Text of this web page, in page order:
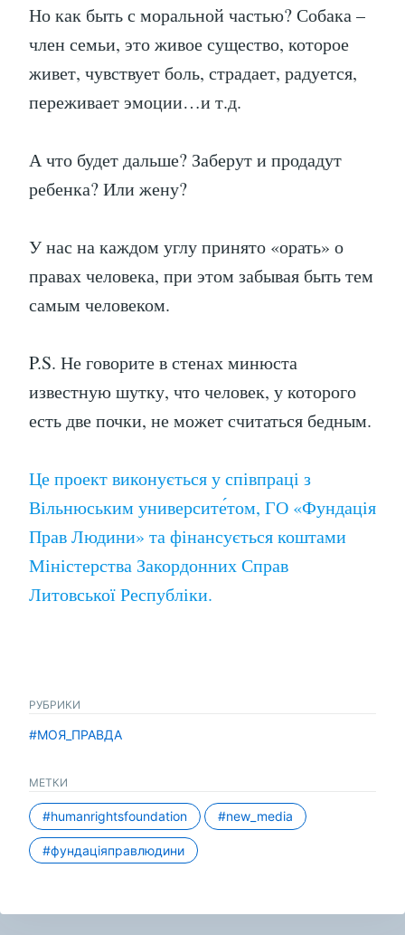
Но как быть с моральной частью? Собака –
член семьи, это живое существо, которое
живет, чувствует боль, страдает, радуется,
переживает эмоции…и т.д.
А что будет дальше? Заберут и продадут
ребенка? Или жену?
У нас на каждом углу принято «орать» о
правах человека, при этом забывая быть тем
самым человеком.
P.S. Не говорите в стенах минюста
известную шутку, что человек, у которого
есть две почки, не может считаться бедным.
Це проект виконується у співпраці з
Вільнюським университе́том, ГО «Фундація
Прав Людини» та фінансується коштами
Міністерства Закордонних Справ
Литовської Республіки.
РУБРИКИ
#МОЯ_ПРАВДА
МЕТКИ
#humanrightsfoundation #new_media
#фундаціяправлюдини